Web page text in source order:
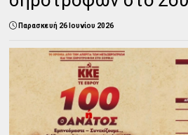
Παρασκευή 26 Ιουνίου 2026